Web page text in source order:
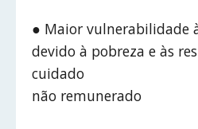
● Maior vulnerabilidade
devido à pobreza e às
cuidado
não remunerado